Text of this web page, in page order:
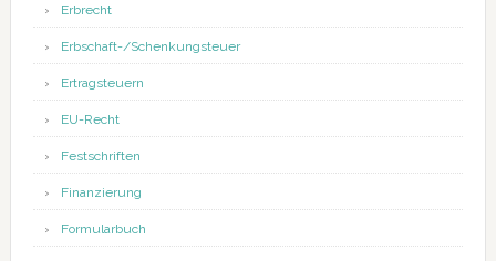
Erbrecht
Erbschaft-/Schenkungsteuer
Ertragsteuern
EU-Recht
Festschriften
Finanzierung
Formularbuch